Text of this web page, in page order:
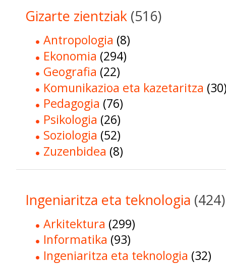
Gizarte zientziak (516)
Antropologia (8)
Ekonomia (294)
Geografia (22)
Komunikazioa eta kazetaritza
Pedagogia (76)
Psikologia (26)
Soziologia (52)
Zuzenbidea (8)
Ingeniaritza eta teknologia (424)
Arkitektura (299)
Informatika (93)
Ingeniaritza eta teknologia (32)